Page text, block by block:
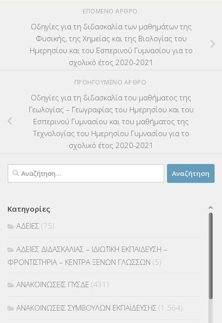
ΕΠΌΜΕΝΟ ΆΡΘΡΟ
Οδηγίες για τη διδασκαλία των μαθημάτων της
Φυσικής, της Χημείας και της Βιολογίας του
Ημερησίου και του Εσπερινού Γυμνασίου για το
σχολικό έτος 2020-2021
ΠΡΟΗΓΟΎΜΕΝΟ ΆΡΘΡΟ
Οδηγίες για τη διδασκαλία του μαθήματος της
Γεωλογίας – Γεωγραφίας του Ημερησίου και του
Εσπερινού Γυμνασίου και του μαθήματος της
Τεχνολογίας του Ημερησίου Γυμνασίου για το
σχολικό έτος 2020-2021
Αναζήτηση
για:
Κατηγορίες
ΑΔΕΙΕΣ (75)
ΑΔΕΙΕΣ ΔΙΔΑΣΚΑΛΙΑΣ – ΙΔΙΩΤΙΚΗ ΕΚΠΑΙΔΕΥΣΗ –
ΦΡΟΝΤΙΣΤΗΡΙΑ – ΚΕΝΤΡΑ ΞΕΝΩΝ ΓΛΩΣΣΩΝ (5)
ΑΝΑΚΟΙΝΩΣΕΙΣ ΠΥΣΔΕ (431)
ΑΝΑΚΟΙΝΩΣΕΙΣ ΣΥΜΒΟΥΛΩΝ ΕΚΠΑΙΔΕΥΣΗΣ (1.564)